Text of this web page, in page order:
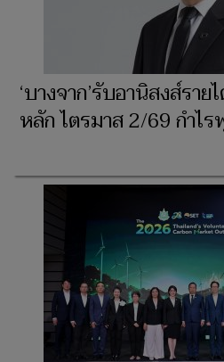
‘บางจาก’รับอานิสงส์รา
หลัก ไตรมาส 2/69 กำไ